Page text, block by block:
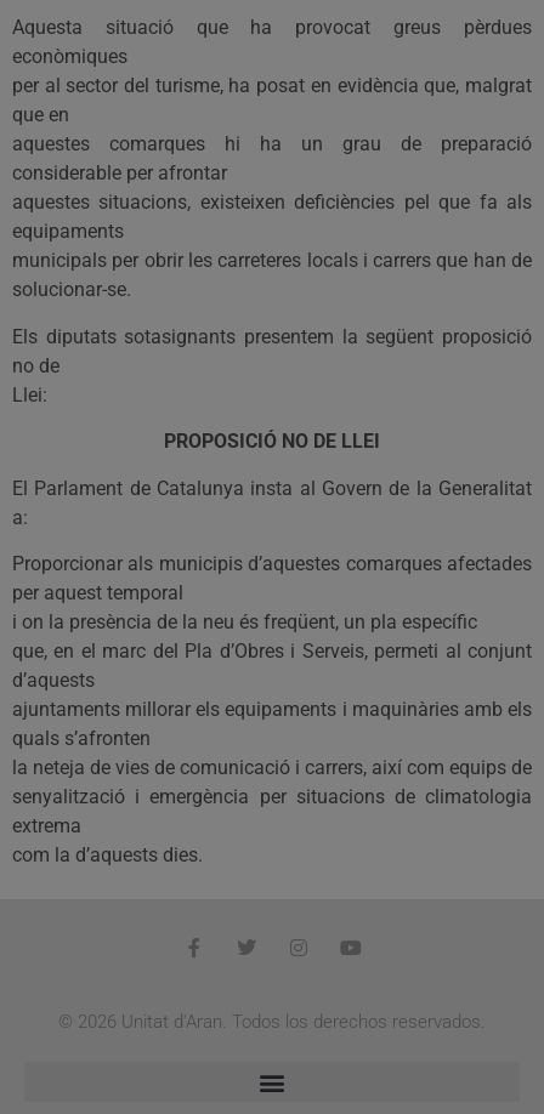
Aquesta situació que ha provocat greus pèrdues
econòmiques
per al sector del turisme, ha posat en evidència que, malgrat
que en
aquestes comarques hi ha un grau de preparació
considerable per afrontar
aquestes situacions, existeixen deficiències pel que fa als
equipaments
municipals per obrir les carreteres locals i carrers que han de
solucionar-se.
Els diputats sotasignants presentem la següent proposició
no de
Llei:
PROPOSICIÓ NO DE LLEI
El Parlament de Catalunya insta al Govern de la Generalitat
a:
Proporcionar als municipis d’aquestes comarques afectades
per aquest temporal
i on la presència de la neu és freqüent, un pla específic
que, en el marc del Pla d’Obres i Serveis, permeti al conjunt
d’aquests
ajuntaments millorar els equipaments i maquinàries amb els
quals s’afronten
la neteja de vies de comunicació i carrers, així com equips de
senyalització i emergència per situacions de climatologia
extrema
com la d’aquests dies.
© 2026 Unitat d'Aran. Todos los derechos reservados.